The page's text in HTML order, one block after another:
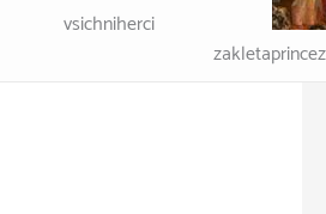
vsichniherci